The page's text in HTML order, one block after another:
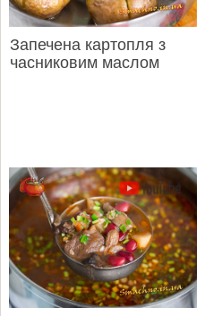
Запечена картопля з
часниковим маслом